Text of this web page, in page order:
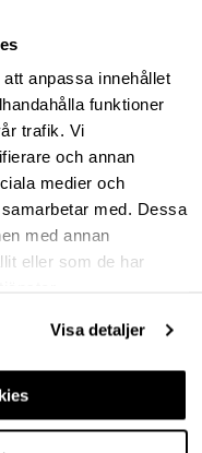
anpassa innehållet
funktioner
trafik. Vi
och annan
medier och
med. Dessa
med annan
eller som de har
Visa detaljer
i lager online
i lager
i lager